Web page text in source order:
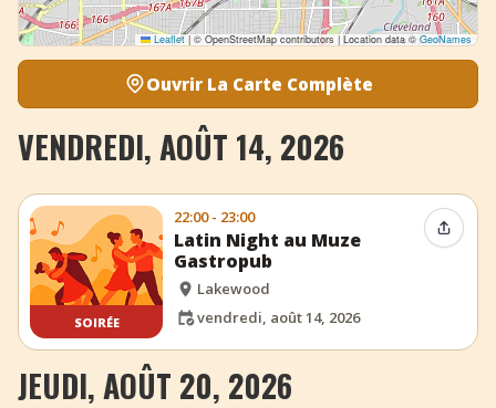
Leaflet |© OpenStreetMap contributors | Location data ©GeoNames
Ouvrir La Carte Complète
VENDREDI, AOÛT 14, 2026
SOIRÉE
22:00 - 23:00
Latin Night au Muze
Gastropub
Lakewood
vendredi, août 14, 2026
JEUDI, AOÛT 20, 2026